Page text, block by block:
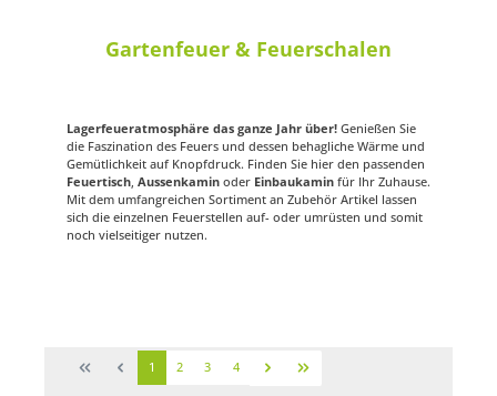
Gartenfeuer & Feuerschalen
Lagerfeueratmosphäre das ganze Jahr über! Genießen Sie
die Faszination des Feuers und dessen behagliche Wärme und
Gemütlichkeit auf Knopfdruck. Finden Sie hier den passenden
Feuertisch Aussenkamin oder Einbaukamin für Ihr Zuhause.
Mit dem umfangreichen Sortiment an Zubehör Artikel lassen
sich die einzelnen Feuerstellen auf- oder umrüsten und somit
noch vielseitiger nutzen.
1 2 3 4